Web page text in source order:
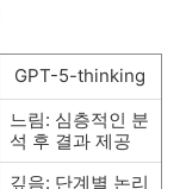
GPT-5-thinking
느림: 심층적인 분
석 후 결과 제공
깊음: 단계별 논리